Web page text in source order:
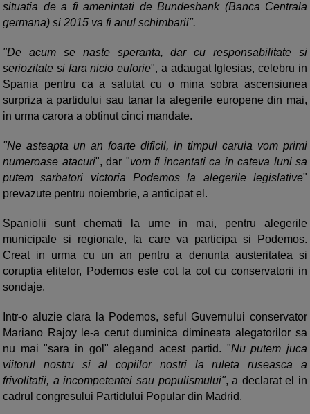
situatia de a fi amenintati de Bundesbank (Banca Centrala
germana) si 2015 va fi anul schimbarii".
"De acum se naste speranta, dar cu responsabilitate si
seriozitate si fara nicio euforie", a adaugat Iglesias, celebru in
Spania pentru ca a salutat cu o mina sobra ascensiunea
surpriza a partidului sau tanar la alegerile europene din mai,
in urma carora a obtinut cinci mandate.
"Ne asteapta un an foarte dificil, in timpul caruia vom primi
numeroase atacuri", dar "vom fi incantati ca in cateva luni sa
putem sarbatori victoria Podemos la alegerile legislative"
prevazute pentru noiembrie, a anticipat el.
Spaniolii sunt chemati la urne in mai, pentru alegerile
municipale si regionale, la care va participa si Podemos.
Creat in urma cu un an pentru a denunta austeritatea si
coruptia elitelor, Podemos este cot la cot cu conservatorii in
sondaje.
Intr-o aluzie clara la Podemos, seful Guvernului conservator
Mariano Rajoy le-a cerut duminica dimineata alegatorilor sa
nu mai "sara in gol" alegand acest partid. "Nu putem juca
viitorul nostru si al copiilor nostri la ruleta ruseasca a
frivolitatii, a incompetentei sau populismului", a declarat el in
cadrul congresului Partidului Popular din Madrid.